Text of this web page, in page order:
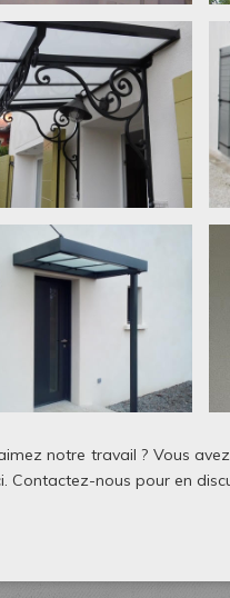
notre travail ? Vous
Contactez-nous pour en